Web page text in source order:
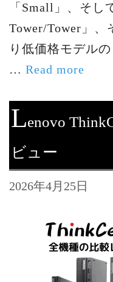
「Small」、そ
Tower/Tower」、
り低価格モデル
… Read more
Lenovo
ビュー
2026年4月25日